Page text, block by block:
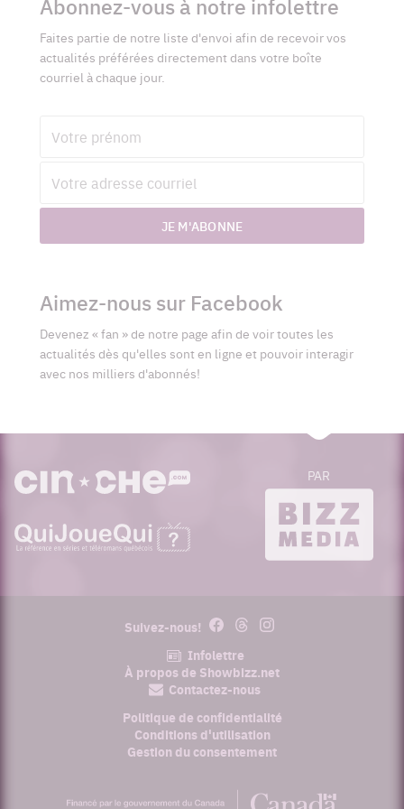
Faites partie de notre liste d'envoi afin de recevoir vos
actualités préférées directement dans votre boîte
courriel à chaque jour.
courriel
JE M'ABONNE
Aimez-nous sur Facebook
Devenez « fan » de notre page afin de voir toutes les
actualités dès qu'elles sont en ligne et pouvoir interagir
avec nos milliers d'abonnés!
cinoche.com
quijouequi.com bizzmedia.ca
PAR
Suivez-nous! FacebookThreadsInstagram
Infolettre
À propos de Showbizz.net
Contactez-nous
Politique de confidentialité
Conditions d'utilisation
Gestion du consentement